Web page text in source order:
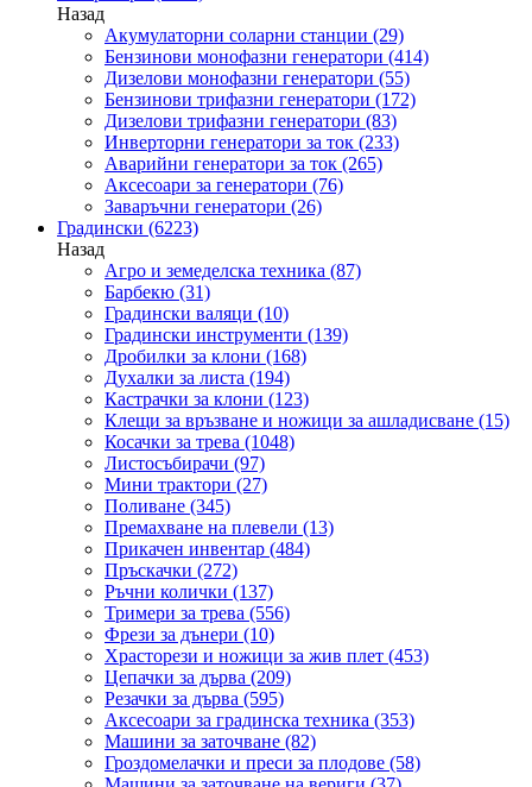
Назад
Акумулаторни соларни станции (29)
Бензинови монофазни генератори (414)
Дизелови монофазни генератори (55)
Бензинови трифазни генератори (172)
Дизелови трифазни генератори (83)
Инверторни генератори за ток (233)
Аварийни генератори за ток (265)
Аксесоари за генератори (76)
Заваръчни генератори (26)
Градински (6223)
Назад
Агро и земеделска техника (87)
Барбекю (31)
Градински валяци (10)
Градински инструменти (139)
Дробилки за клони (168)
Духалки за листа (194)
Кастрачки за клони (123)
Клещи за връзване и ножици за ашладисване (15)
Косачки за трева (1048)
Листосъбирачи (97)
Мини трактори (27)
Поливане (345)
Премахване на плевели (13)
Прикачен инвентар (484)
Пръскачки (272)
Ръчни колички (137)
Тримери за трева (556)
Фрези за дънери (10)
Храсторези и ножици за жив плет (453)
Цепачки за дърва (209)
Резачки за дърва (595)
Аксесоари за градинска техника (353)
Машини за заточване (82)
Гроздомелачки и преси за плодове (58)